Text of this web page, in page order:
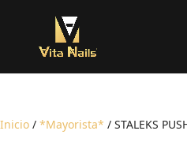
Inicio / *Mayorista* / STALEKS